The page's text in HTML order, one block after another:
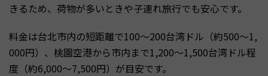
きるため、荷物が多いときや子連れ旅行でも安心です。
料金は台北市内の短距離で100〜200台湾ドル（約500〜1,
000円）、桃園空港から市内まで1,200〜1,500台湾ドル程
度（約6,000〜7,500円）が目安です。